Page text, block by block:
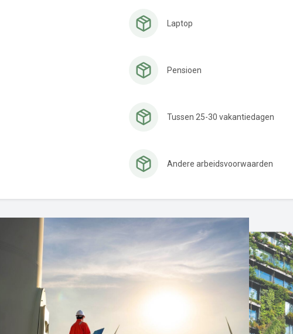
Laptop
Pensioen
Tussen 25-30 vakantiedagen
Andere arbeidsvoorwaarden